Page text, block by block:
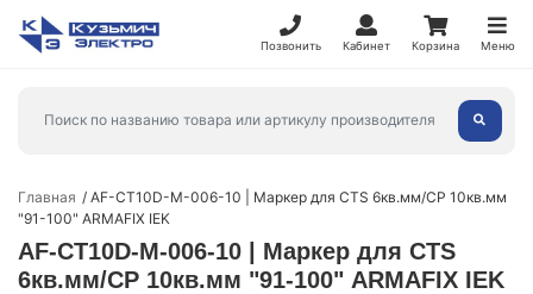
Позвонить Кабинет Корзина Меню
Главная
AF-CT10D-M-006-10 | Маркер для CTS 6кв.мм/CP 10кв.мм
"91-100" ARMAFIX IEK
AF-CT10D-M-006-10 | Маркер для CTS
6кв.мм/CP 10кв.мм "91-100" ARMAFIX IEK